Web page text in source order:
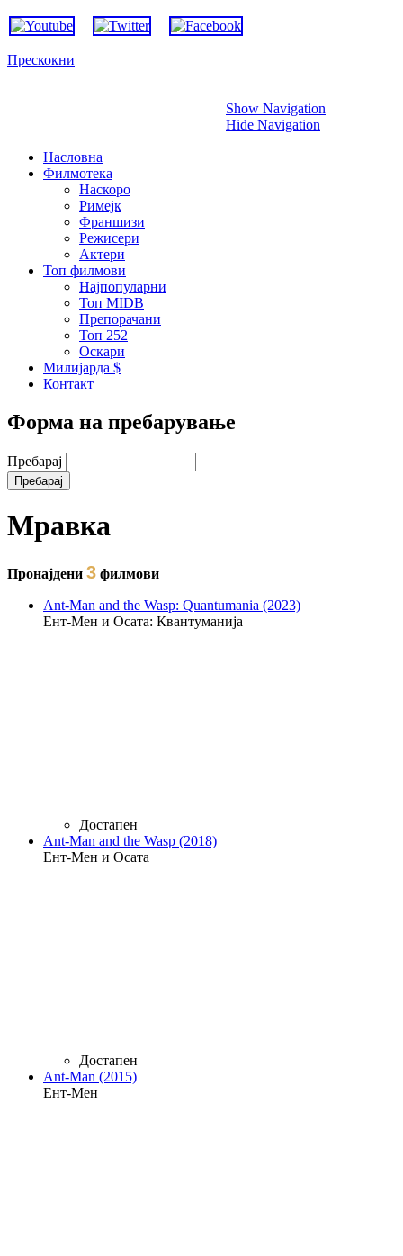
Прескокни
Show Navigation
Hide Navigation
Насловна
Филмотека
Наскоро
Римејк
Франшизи
Режисери
Актери
Топ филмови
Најпопуларни
Топ MIDB
Препорачани
Топ 252
Оскари
Милијарда $
Контакт
Форма на пребарување
Пребарај
Мравка
Пронајдени 3 филмови
Ant-Man and the Wasp: Quantumania (2023)
Ент-Мен и Осата: Квантуманија
Достапен
Ant-Man and the Wasp (2018)
Ент-Мен и Осата
Достапен
Ant-Man (2015)
Ент-Мен